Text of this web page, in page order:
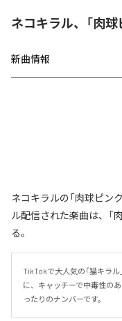
ネコキラル、「肉
新曲情報
ネコキラルの「肉球ピン
ル配信された楽曲は、「
る。
TikTokで大人気の「猫キラ
に、キャッチーで中毒性の
ったりのナンバーです。